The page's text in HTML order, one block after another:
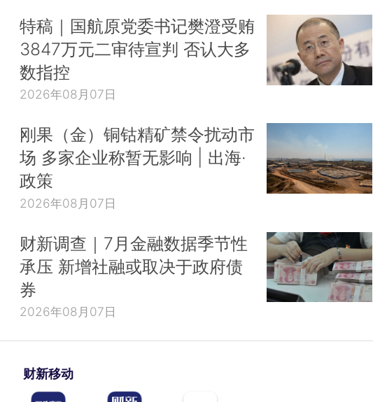
特稿｜国航原党委书记樊澄受贿
3847万元二审待宣判 否认大多
数指控
2026年08月07日
刚果（金）铜钴精矿禁令扰动市
场 多家企业称暂无影响 | 出海·
政策
2026年08月07日
财新调查｜7月金融数据季节性
承压 新增社融或取决于政府债
券
2026年08月07日
财新移动